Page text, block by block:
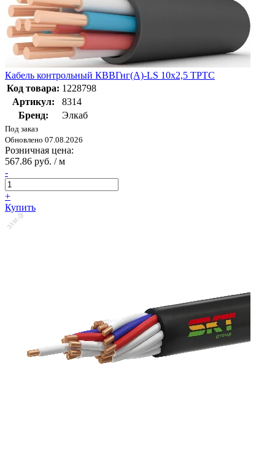
Кабель контрольный КВВГнг(А)-LS 10х2,5 ТРТС
Код товара: 1228798
Артикул:
8314
Бренд:
Элкаб
Под заказ
Обновлено 07.08.2026
Розничная цена:
567.86 руб. / м
-
+
Купить